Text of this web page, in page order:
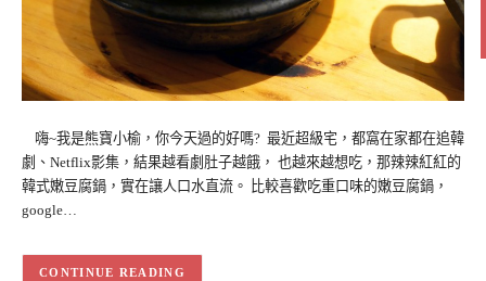
嗨~我是熊寶小榆，你今天過的好嗎? 最近超級宅，都窩在家都在追韓
劇、Netflix影集，結果越看劇肚子越餓， 也越來越想吃，那辣辣紅紅的
韓式嫩豆腐鍋，實在讓人口水直流。 比較喜歡吃重口味的嫩豆腐鍋，
google…
CONTINUE READING